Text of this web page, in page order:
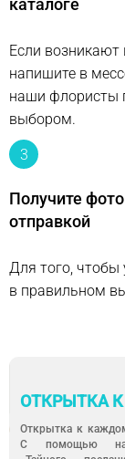
каталоге
Если возникают
напишите в
наши флористы
выбором.
3
Получите
отправкой
Для того, чтобы
в правильном
ОТКРЫТКА
Открытка к
С помощью